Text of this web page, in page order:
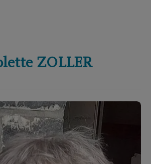
ZOLLER